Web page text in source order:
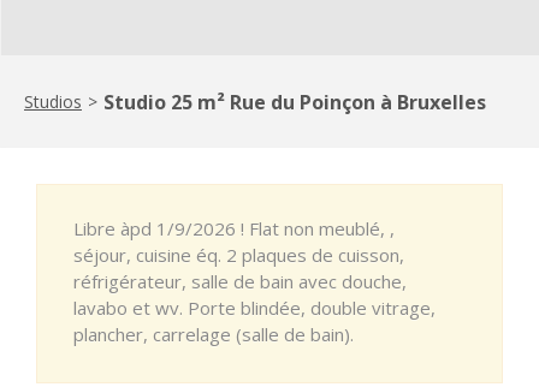
Studios > Studio 25 m² Rue du Poinçon à Bruxelles
Libre àpd 1/9/2026 ! Flat non meublé, ,
séjour, cuisine éq. 2 plaques de cuisson,
réfrigérateur, salle de bain avec douche,
lavabo et wv. Porte blindée, double vitrage,
plancher, carrelage (salle de bain).